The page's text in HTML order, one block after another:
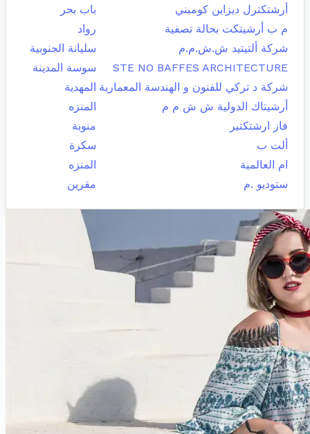
أرشتكترل ديزاين كومبني
باب بحر
م ب أرشيتكت بحالة تصفية
رواد
شركة ألتيتيد ش.ش.م.م
سليانة الجنوبية
STE NO BAFFES ARCHITECTURE
سوسة المدينة
شركة د تركي للفنون و الهندسة المعمارية المهدية
أرشيتاك الدولية ش ش م م
المنزه
فاز ارشتكتير
منوبة
ألت ب
سكرة
ام العالمية
المنزه
ستوديو .م
مقرين